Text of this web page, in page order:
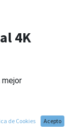
4K
mejor
de Cookies Acepto